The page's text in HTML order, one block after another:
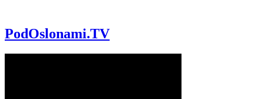
PodOslonami.TV